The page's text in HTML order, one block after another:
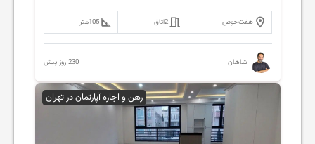
هفت‌حوض 2اتاق 105متر
شاهان 230 روز پیش
رهن و اجاره آپارتمان در تهران